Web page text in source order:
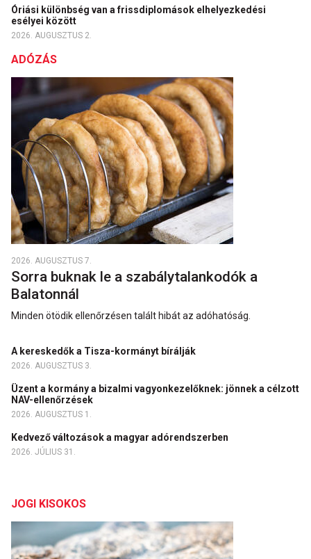
Óriási különbség van a frissdiplomások elhelyezkedési
esélyei között
2026. AUGUSZTUS 2.
ADÓZÁS
2026. AUGUSZTUS 7.
Sorra buknak le a szabálytalankodók a
Balatonnál
Minden ötödik ellenőrzésen talált hibát az adóhatóság.
A kereskedők a Tisza-kormányt bírálják
2026. AUGUSZTUS 3.
Üzent a kormány a bizalmi vagyonkezelőknek: jönnek a célzott
NAV-ellenőrzések
2026. AUGUSZTUS 1.
Kedvező változások a magyar adórendszerben
2026. JÚLIUS 31.
JOGI KISOKOS